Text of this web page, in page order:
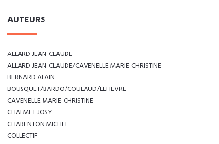
AUTEURS
ALLARD JEAN-CLAUDE
ALLARD JEAN-CLAUDE/CAVENELLE MARIE-CHRISTINE
BERNARD ALAIN
BOUSQUET/BARDO/COULAUD/LEFIEVRE
CAVENELLE MARIE-CHRISTINE
CHALMET JOSY
CHARENTON MICHEL
COLLECTIF